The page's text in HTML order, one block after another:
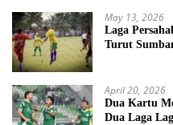
May 13, 2026
Laga
Turut
April 20, 2026
Dua Kartu
Dua Laga